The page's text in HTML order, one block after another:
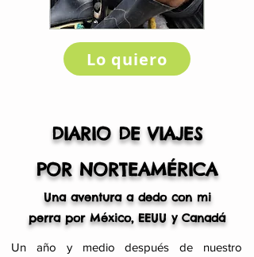
Lo quiero
DIARIO DE VIAJES
POR NORTEAMÉRICA
Una aventura a dedo con mi
perra por México, EEUU y Canadá
Un año y medio después de nuestro